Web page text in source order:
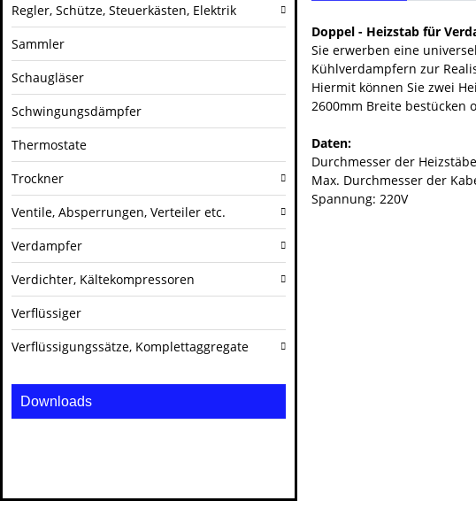
Doppel - Heizstab für
Sie erwerben eine
Kühlverdampfern zur
Hiermit können Sie zwei
2600mm Breite bestücken
Daten:
Durchmesser der
Max. Durchmesser der
Spannung: 220V
Regler, Schütze, Steuerkästen, Elektrik
Sammler
Schaugläser
Schwingungsdämpfer
Thermostate
Trockner
Ventile, Absperrungen, Verteiler etc.
Verdampfer
Verdichter, Kältekompressoren
Verflüssiger
Verflüssigungssätze, Komplettaggregate
Downloads